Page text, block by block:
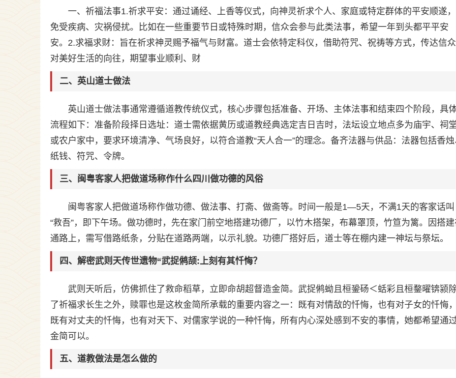
一、祈福法事1.祈求平安：通过诵经、上香等仪式，向神灵祈求个人、家庭或特定群体的平安顺遂，
免受疾病、灾祸侵扰。比如在一些重要节日或特殊时期，信众会参与此类法事，希望一年到头都平平安
安。2.求福求财：旨在祈求神灵赐予福气与财富。道士会依特定科仪，借助符咒、祝祷等方式，传达信众
对美好生活的向往，期望事业顺利、财
二、英山道士做法
英山道士做法事通常遵循道教传统仪式，核心步骤包括准备、开场、主体法事和结束四个阶段，具
流程如下：准备阶段择日选址：道士需依据黄历或道教经典选定吉日吉时，法坛设立地点多为庙宇、祠
或农户家中，要求环境清净、气场良好，以符合道教“天人合一”的理念。备齐法器与供品：法器包括香烛
纸钱、符咒、令牌。
三、闽粤客家人把做道场称作什么四川做功德的风俗
闽粤客家人把做道场称作做功德、做法事、打斋、做斋等。时间一般是1—5天，不满1天的客家话叫
“救吾”，即下午场。做功德时，先在家门前空地搭建功德厂，以竹木搭架，布幕罩顶，竹笪为篱。因搭建
通路上，需写借路纸条，分贴在道路两端，以示礼貌。功德厂搭好后，道士等在棚内建一神坛与祭坛。
四、解密武则天传世遗物“武捉鸺颉:上刻有其忏悔？
武则天听后，仿佛抓住了救命稻草，立即命胡超督造金简。武捉鸺蚴且桓銎砀＜蛞彩且桓鍪曜锛颍
了祈福求长生之外，赎罪也是这枚金简所承载的重要内容之一：既有对情敌的忏悔，也有对子女的忏悔，
既有对丈夫的忏悔，也有对天下、对儒家学说的一种忏悔，所有内心深处感到不安的事情，她都希望通
金简可以。
五、道教做法是怎么做的